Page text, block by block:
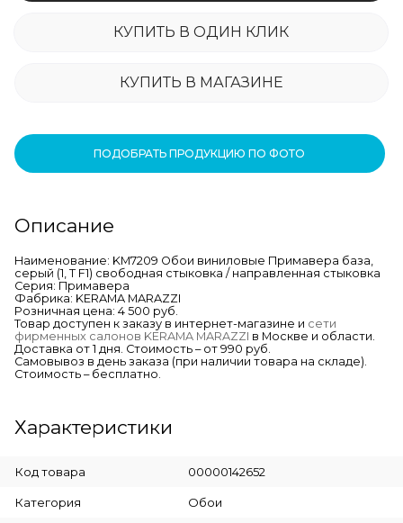
КУПИТЬ В ОДИН КЛИК
КУПИТЬ В МАГАЗИНЕ
ПОДОБРАТЬ ПРОДУКЦИЮ ПО ФОТО
Описание
Наименование: KM7209 Обои виниловые Примавера база,
серый (1, Т F1) свободная стыковка / направленная стыковка
Серия: Примавера
Фабрика: KERAMA MARAZZI
Розничная цена: 4 500 руб.
Товар доступен к заказу в интернет-магазине и сети
фирменных салонов KERAMA MARAZZI в Москве и области.
Доставка от 1 дня. Стоимость – от 990 руб.
Самовывоз в день заказа (при наличии товара на складе).
Стоимость – бесплатно.
Характеристики
Код товара 00000142652
Категория Обои